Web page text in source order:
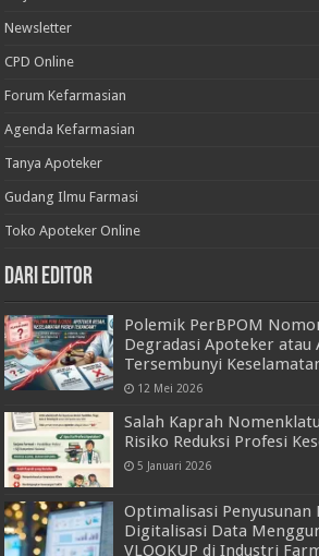
Newsletter
CPD Online
Forum Kefarmasian
Agenda Kefarmasian
Tanya Apoteker
Gudang Ilmu Farmasi
Toko Apoteker Online
Dari Editor
Polemik PerBPOM
Degradasi Apoteker atau
Tersembunyi
12 Mei 2026
Salah Kaprah
Risiko Reduksi Profesi
5 Januari 2026
Optimalisasi Penyusunan
Digitalisasi Data
VLOOKUP di Industri